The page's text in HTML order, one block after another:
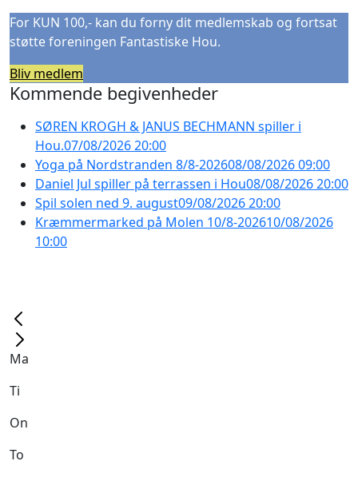
For KUN 100,- kan du forny dit medlemskab og fortsat
støtte foreningen Fantastiske Hou.
Bliv medlem
Kommende begivenheder
SØREN KROGH & JANUS BECHMANN spiller i
Hou.07/08/2026 20:00
Yoga på Nordstranden 8/8-202608/08/2026 09:00
Daniel Jul spiller på terrassen i Hou08/08/2026 20:00
Spil solen ned 9. august09/08/2026 20:00
Kræmmermarked på Molen 10/8-202610/08/2026
10:00
Ma
Ti
On
To